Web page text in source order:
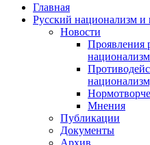
Главная
Русский национализм и
Новости
Проявления
Мнения
Публикации
Документы
Архив